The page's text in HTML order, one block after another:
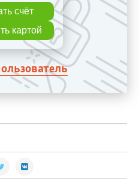
счёт
картой